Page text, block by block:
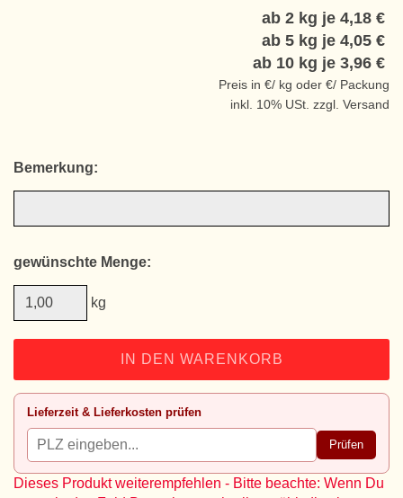
ab 2 kg je 4,18 €
ab 5 kg je 4,05 €
ab 10 kg je 3,96 €
Preis in €/ kg oder €/ Packung
inkl. 10% USt. zzgl. Versand
Bemerkung:
gewünschte Menge:
kg
IN DEN WARENKORB
Lieferzeit & Lieferkosten prüfen
Prüfen
Dieses Produkt weiterempfehlen - Bitte beachte: Wenn Du